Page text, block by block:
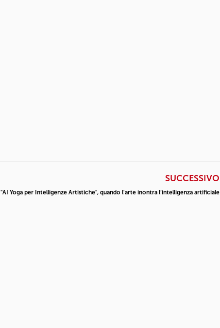
SUCCESSIVO
"AI Yoga per Intelligenze Artistiche", quando l'arte inontra l’intelligenza artificiale